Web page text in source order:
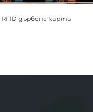
RFID дървена карта